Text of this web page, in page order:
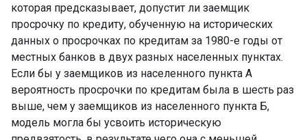
которая предсказывает, допустит ли заемщик
просрочку по кредиту, обученную на исторических
данных о просрочках по кредитам за 1980-е годы от
местных банков в двух разных населенных пунктах.
Если бы у заемщиков из населенного пункта А
вероятность просрочки по кредитам была в шесть раз
выше, чем у заемщиков из населенного пункта Б,
модель могла бы усвоить историческую